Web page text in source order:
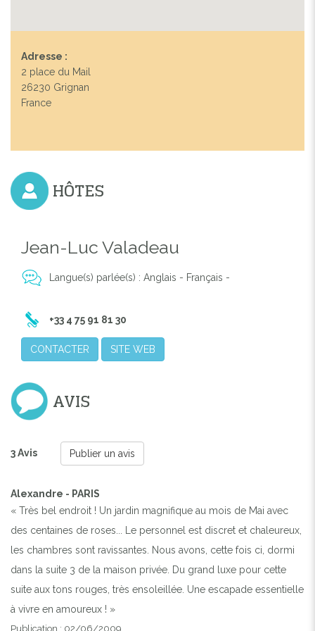
Adresse :
2 place du Mail
26230 Grignan
France
HÔTES
Jean-Luc Valadeau
Langue(s) parlée(s) : Anglais - Français -
+33 4 75 91 81 30
CONTACTER SITE WEB
AVIS
3 Avis Publier un avis
Alexandre - PARIS
« Très bel endroit ! Un jardin magnifique au mois de Mai avec
des centaines de roses... Le personnel est discret et chaleureux,
les chambres sont ravissantes. Nous avons, cette fois ci, dormi
dans la suite 3 de la maison privée. Du grand luxe pour cette
suite aux tons rouges, très ensoleillée. Une escapade essentielle
à vivre en amoureux ! »
Publication : 02/06/2009